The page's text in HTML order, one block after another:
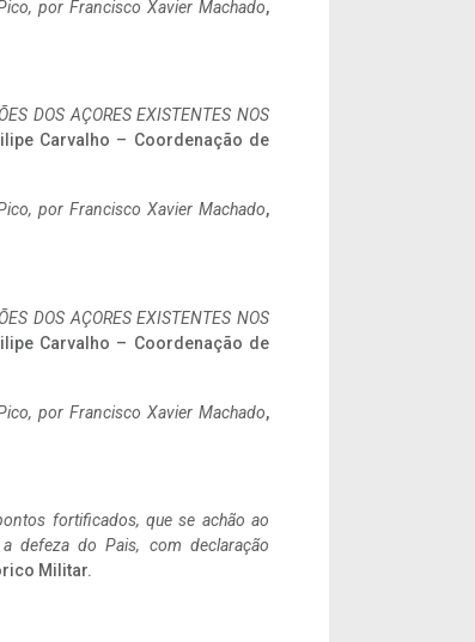
por Francisco Xavier Machado,
DOS AÇORES EXISTENTES NOS
Carvalho – Coordenação de
por Francisco Xavier Machado,
DOS AÇORES EXISTENTES NOS
Carvalho – Coordenação de
por Francisco Xavier Machado,
fortificados, que se achão ao
defeza do Pais, com declaração
Militar.